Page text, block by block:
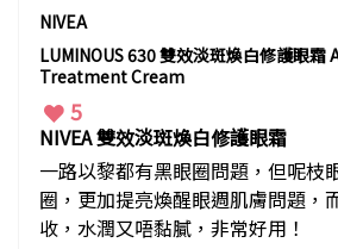
NIVEA
LUMINOUS 630 雙效淡斑煥白修護眼
Treatment Cream
5
NIVEA 雙效淡斑煥白修護眼霜
一路以黎都有黑眼圈問題，但呢枝
圈，更加提亮煥醒眼週肌膚問題，
收，水潤又唔黏膩，非常好用！